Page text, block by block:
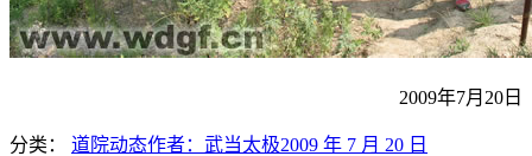
2009年7月20日
分类： 道院动态作者： 武当太极2009 年 7 月 20 日